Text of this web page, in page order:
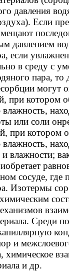
давления
Если
давлением
если
в среду с
пара,
могут
при котором
или соли
при котором
и влажности;
сосуде, где
Изотермы
Среди
и
химическое
и др.